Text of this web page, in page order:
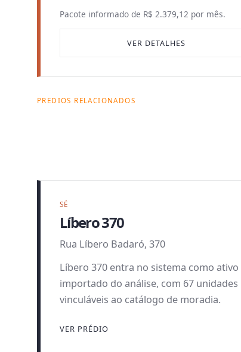
Pacote informado de R$ 2.379,12 por mês.
VER DETALHES
PREDIOS RELACIONADOS
SÉ
Líbero 370
Rua Líbero Badaró, 370
Líbero 370 entra no sistema como ativo
importado do análise, com 67 unidades
vinculáveis ao catálogo de moradia.
VER PRÉDIO